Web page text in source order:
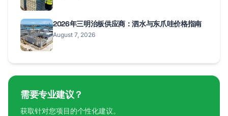
2026年三明治板供应商：泗水与东爪哇价格指南
August 7, 2026
需要专业建议？
获取针对您项目的个性化建议。